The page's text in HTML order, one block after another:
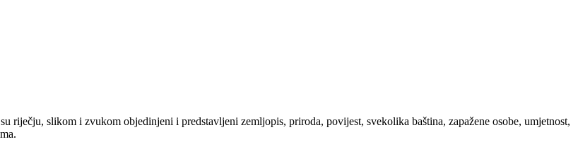
riječju, slikom i zvukom objedinjeni i predstavljeni zemljopis, priroda, povijest, svekolika baština, zapažene osobe, umjetnost,